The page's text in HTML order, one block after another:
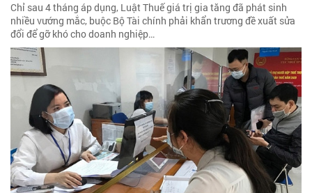
Chỉ sau 4 tháng áp dụng, Luật Thuế giá trị gia tăng đã phát sinh
nhiều vướng mắc, buộc Bộ Tài chính phải khẩn trương đề xuất sửa
đổi để gỡ khó cho doanh nghiệp…